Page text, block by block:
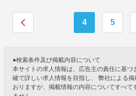
4 5
●検索条件及び掲載内容について
本サイトの求人情報は、広告主の責任に基づ
確で詳しい求人情報を目指し、 弊社による
おりますが、掲載情報の内容についてすべて